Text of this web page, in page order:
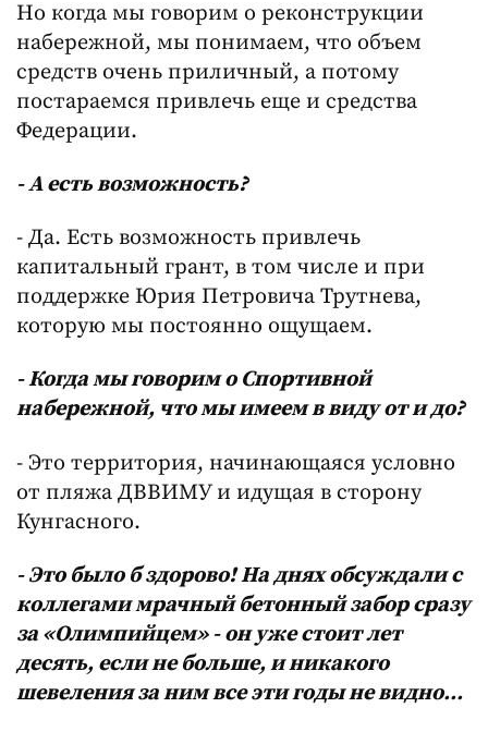
Но когда мы говорим о реконструкции
набережной, мы понимаем, что объем
средств очень приличный, а потому
постараемся привлечь еще и средства
Федерации.
- А есть возможность?
- Да. Есть возможность привлечь
капитальный грант, в том числе и при
поддержке Юрия Петровича Трутнева,
которую мы постоянно ощущаем.
- Когда мы говорим о Спортивной
набережной, что мы имеем в виду от и до?
- Это территория, начинающаяся условно
от пляжа ДВВИМУ и идущая в сторону
Кунгасного.
- Это было б здорово! На днях обсуждали с
коллегами мрачный бетонный забор сразу
за «Олимпийцем» - он уже стоит лет
десять, если не больше, и никакого
шевеления за ним все эти годы не видно…